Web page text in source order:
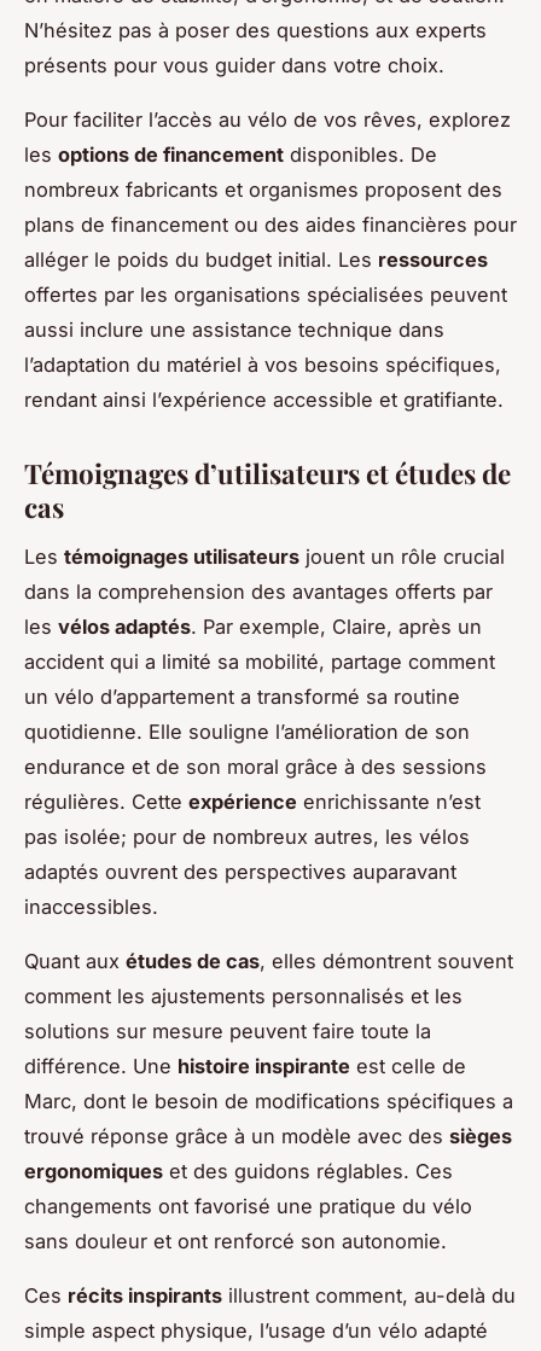
N’hésitez pas à poser des questions aux experts
présents pour vous guider dans votre choix.
Pour faciliter l’accès au vélo de vos rêves, explorez
les options de financement disponibles. De
nombreux fabricants et organismes proposent des
plans de financement ou des aides financières pour
alléger le poids du budget initial. Les ressources
offertes par les organisations spécialisées peuvent
aussi inclure une assistance technique dans
l’adaptation du matériel à vos besoins spécifiques,
rendant ainsi l’expérience accessible et gratifiante.
Témoignages d’utilisateurs et études de
cas
Les témoignages utilisateurs jouent un rôle crucial
dans la comprehension des avantages offerts par
les vélos adaptés. Par exemple, Claire, après un
accident qui a limité sa mobilité, partage comment
un vélo d’appartement a transformé sa routine
quotidienne. Elle souligne l’amélioration de son
endurance et de son moral grâce à des sessions
régulières. Cette expérience enrichissante n’est
pas isolée; pour de nombreux autres, les vélos
adaptés ouvrent des perspectives auparavant
inaccessibles.
Quant aux études de cas, elles démontrent souvent
comment les ajustements personnalisés et les
solutions sur mesure peuvent faire toute la
différence. Une histoire inspirante est celle de
Marc, dont le besoin de modifications spécifiques a
trouvé réponse grâce à un modèle avec des sièges
ergonomiques et des guidons réglables. Ces
changements ont favorisé une pratique du vélo
sans douleur et ont renforcé son autonomie.
Ces récits inspirants illustrent comment, au-delà du
simple aspect physique, l’usage d’un vélo adapté